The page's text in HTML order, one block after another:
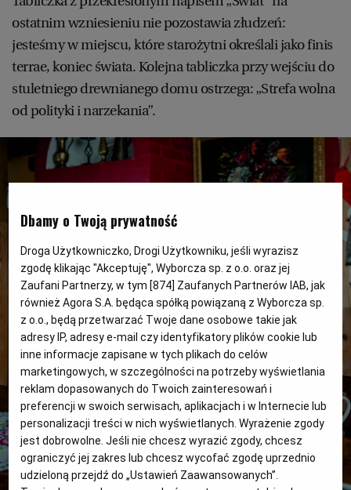
LUBLIN
OLSZTYN
OPOLE
POZNAŃ
RADOM
RYBNIK
RZESZÓW
SOSNOWIEC
SZCZECIN
PUBLIO.PL
KULTURALNYSKLEP.PL
DZIECKO
ZDROWIE
PODRÓŻE
WIDEO
FORUM
ostatnim wzniesieniu nie pozostawia złudzeń:
jesteśmy w miejscu, które starożytni określali jako finis
terrae, koniec świata. Kolejna tabliczka przy wejściu do
stuletniego drewnianego domu ostrzega: „Strefa wolna
od polityki i narzekania”.
Dbamy o Twoją prywatność
Droga Użytkowniczko, Drogi Użytkowniku, jeśli wyrazisz
zgodę klikając "Akceptuję", Wyborcza sp. z o.o. oraz jej
Zaufani Partnerzy, w tym [874] Zaufanych Partnerów IAB, jak
również Agora S.A. będąca spółką powiązaną z Wyborcza sp.
z o.o., będą przetwarzać Twoje dane osobowe takie jak
adresy IP, adresy e-mail czy identyfikatory plików cookie lub
inne informacje zapisane w tych plikach do celów
marketingowych, w szczególności na potrzeby wyświetlania
reklam dopasowanych do Twoich zainteresowań i
preferencji w swoich serwisach, aplikacjach i w Internecie lub
personalizacji treści w nich wyświetlanych. Wyrażenie zgody
jest dobrowolne. Jeśli nie chcesz wyrazić zgody, chcesz
ograniczyć jej zakres lub chcesz wycofać zgodę uprzednio
udzieloną przejdź do „Ustawień Zaawansowanych”.